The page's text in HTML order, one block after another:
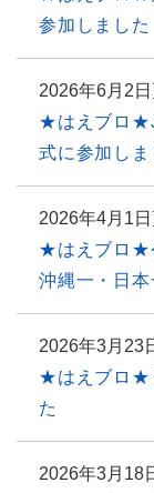
参加しました
2026年6月2
★はえブロ
式に参加しま
2026年4月1
★はえブロ★
沖縄一・日
2026年3月23
★はえブロ★
た
2026年3月18